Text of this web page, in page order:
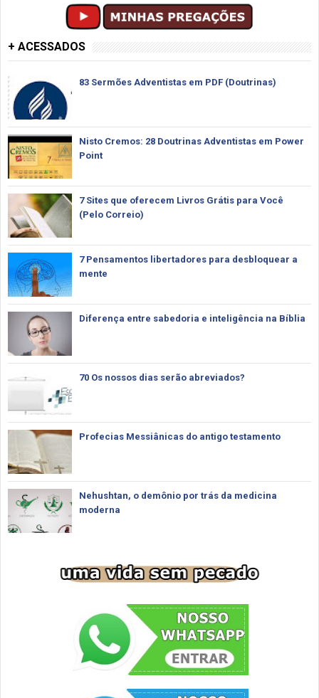
+ ACESSADOS
83 Sermões Adventistas em PDF (Doutrinas)
Nisto Cremos: 28 Doutrinas Adventistas em Power
Point
7 Sites que oferecem Livros Grátis para Você
(Pelo Correio)
7 Pensamentos libertadores para desbloquear a
mente
Diferença entre sabedoria e inteligência na Bíblia
70 Os nossos dias serão abreviados?
Profecias Messiânicas do antigo testamento
Nehushtan, o demônio por trás da medicina
moderna